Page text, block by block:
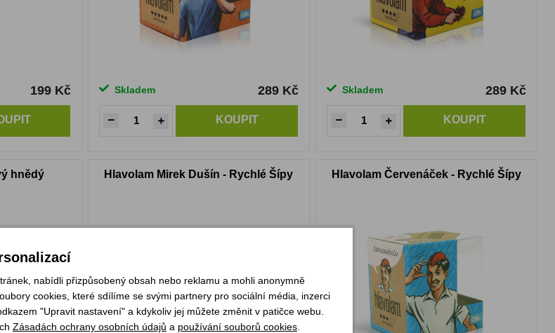
199 Kč Skladem 289 Kč
KOUPIT
Skladem 289 Kč
KOUPIT
hnědý Hlavolam Mirek Dušín - Rychlé Šípy Hlavolam Červenáček - Rychlé Šípy
nabídli přizpůsobený obsah nebo reklamu a mohli anonymně
cookies, které sdílíme se svými partnery pro sociální média, inzerci
"Upravit nastavení" a kdykoliv jej můžete změnit v patičce webu.
Zásadách ochrany osobních údajů a používání souborů cookies